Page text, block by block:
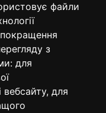
файли
з
для
вебсайту, для
2017
зірочки